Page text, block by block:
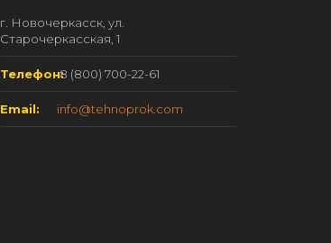
г. Новочеркасск, ул.
Старочеркасская, 1
Телефон:8 (800) 700-22-61
Email: info@tehnoprok.com